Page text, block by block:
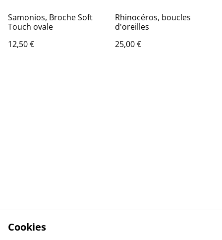
Samonios, Broche Soft
Touch ovale
12,50 €
Rhinocéros, boucles
d'oreilles
25,00 €
Cookies